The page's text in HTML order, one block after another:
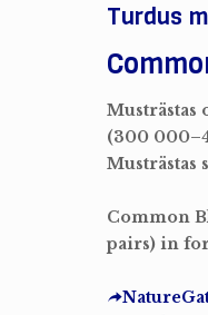
Turdus
Musträstas
(300
Musträstas
Common
pairs) in